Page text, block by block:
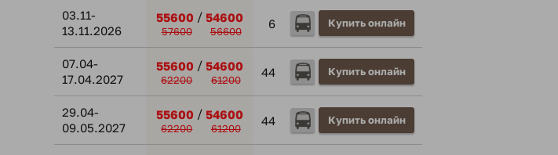
03.11-
13.11.2026
55600 / 54600
57600 56600
6 Купить онлайн
07.04-
17.04.2027
55600 / 54600
62200 61200
44 Купить онлайн
29.04-
09.05.2027
55600 / 54600
62200 61200
44 Купить онлайн